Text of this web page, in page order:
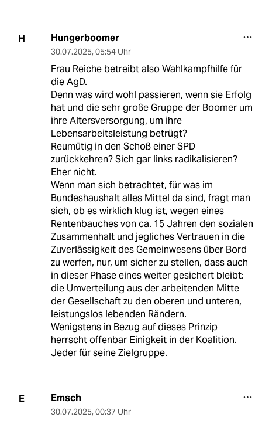
H Hungerboomer
30.07.2025, 05:54 Uhr
Frau Reiche betreibt also Wahlkampfhilfe für
die AgD.
Denn was wird wohl passieren, wenn sie Erfolg
hat und die sehr große Gruppe der Boomer um
ihre Altersversorgung, um ihre
Lebensarbeitsleistung betrügt?
Reumütig in den Schoß einer SPD
zurückkehren? Sich gar links radikalisieren?
Eher nicht.
Wenn man sich betrachtet, für was im
Bundeshaushalt alles Mittel da sind, fragt man
sich, ob es wirklich klug ist, wegen eines
Rentenbauches von ca. 15 Jahren den sozialen
Zusammenhalt und jegliches Vertrauen in die
Zuverlässigkeit des Gemeinwesens über Bord
zu werfen, nur, um sicher zu stellen, dass auch
in dieser Phase eines weiter gesichert bleibt:
die Umverteilung aus der arbeitenden Mitte
der Gesellschaft zu den oberen und unteren,
leistungslos lebenden Rändern.
Wenigstens in Bezug auf dieses Prinzip
herrscht offenbar Einigkeit in der Koalition.
Jeder für seine Zielgruppe.
E Emsch
30.07.2025, 00:37 Uhr